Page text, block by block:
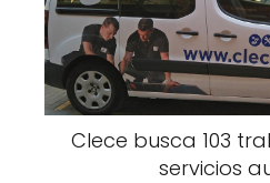
Clece busca 103
servicios